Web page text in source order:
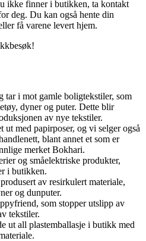
ikke finner i butikken, ta kontakt
deg. Du kan også hente din
få varene levert hjem.
tar i mot gamle boligtekstiler, som
dyner og puter. Dette blir
av nye tekstiler.
ut med papirposer, og vi selger også
blant annet et som er
merket Bokhari.
og småelektriske produkter,
i butikken.
av resirkulert materiale,
og dunputer.
som stopper utslipp av
tekstiler.
ut all plastemballasje i butikk med